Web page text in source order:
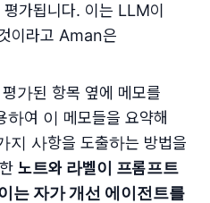
가됩니다. 이는 LLM이
이라고 Aman은
가된 항목 옆에 메모를
여 이 메모들을 요약해
지 사항을 도출하는 방법을
노트와 라벨이 프롬프트
는 자가 개선 에이전트를